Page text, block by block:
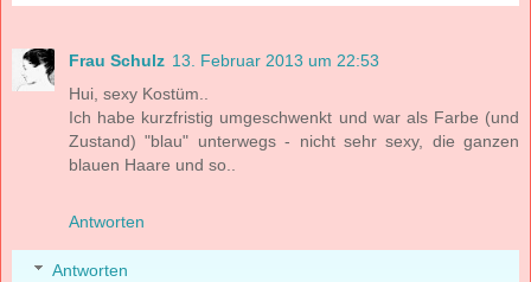
Frau Schulz 13. Februar 2013 um 22:53
Hui, sexy Kostüm..
Ich habe kurzfristig umgeschwenkt und war als Farbe (und
Zustand) "blau" unterwegs - nicht sehr sexy, die ganzen
blauen Haare und so..
Antworten
Antworten